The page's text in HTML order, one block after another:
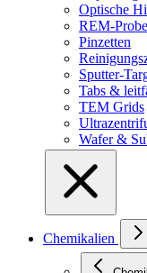
Optische
REM-
Pinzetten
Sputter-
Tabs &
TEM Grids
Wafer &
Chemikalien